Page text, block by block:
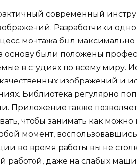
современный
Разработчики
монтажа был
основу были положены
в студиях по всему миру.
изображений и
Библиотека регулярно
Приложение также
чтобы занимать как
момент,
во время работы вы не
работой, даже на слабых